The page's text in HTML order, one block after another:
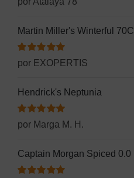
con
Martin Miller's Winterful 70Cl
Valorado
con
por EXOPERTIS
Hendrick's Neptunia
Valorado
con
por Marga M. H.
Captain Morgan Spiced 0.0